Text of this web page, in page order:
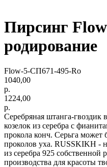
Пирсинг
родирование
Flow-5-СП671-495-Ro
1040,00
р.
1224,00
р.
Серебряная штанга-гвоздик
козелок из серебра с
прокола конч. Серьга может
проколов уха. RUSSKIKH -
из серебра 925 собственной
производства для красоты